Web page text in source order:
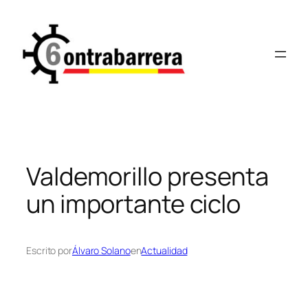
contenido
Valdemorillo presenta
un importante ciclo
Escrito porÁlvaro SolanoenActualidad